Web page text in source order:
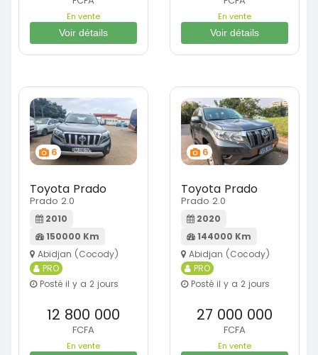
En vente
Voir détails
En vente
Voir détails
6
Toyota Prado
Prado 2.0
2010
150000 Km
Abidjan (Cocody)
PRO
Posté il y a 2 jours
12 800 000
FCFA
En vente
6
Toyota Prado
Prado 2.0
2020
144000 Km
Abidjan (Cocody)
PRO
Posté il y a 2 jours
27 000 000
FCFA
En vente